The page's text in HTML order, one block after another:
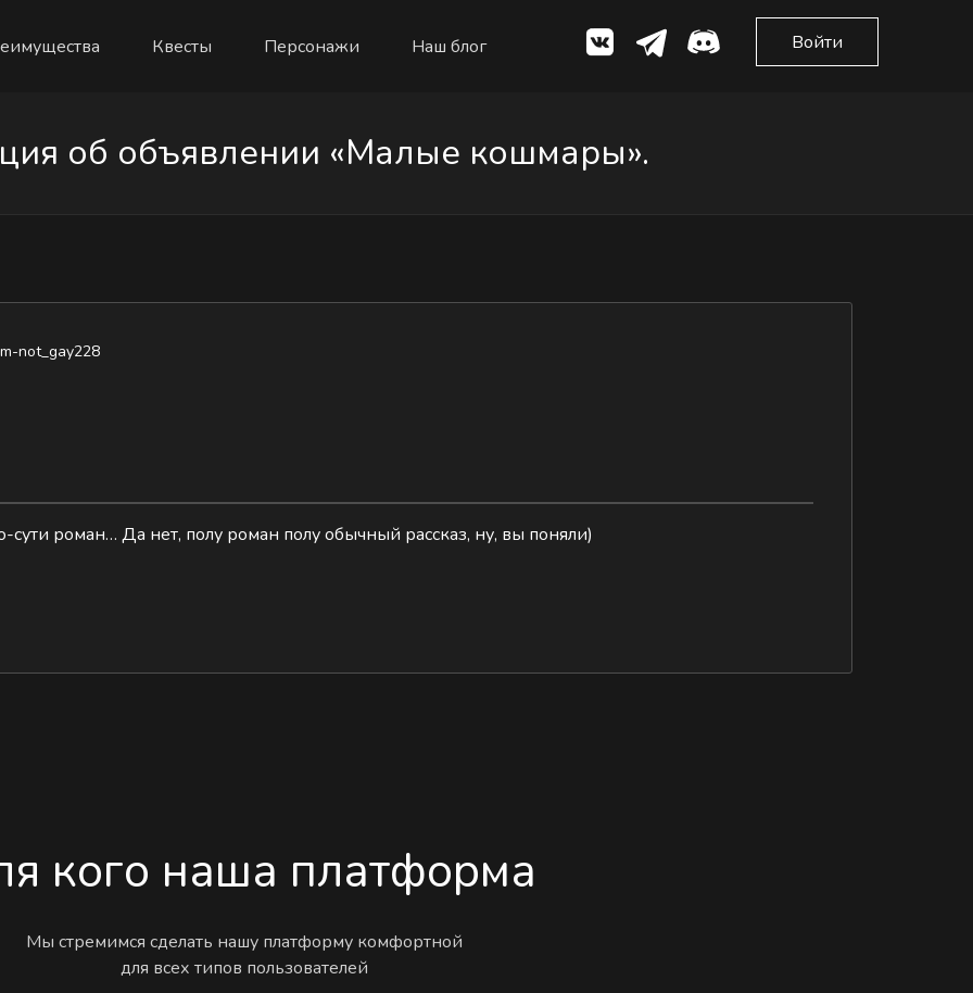
Квесты Персонажи Наш блог Войти
об объявлении «Малые кошмары».
not_gay228
сути роман… Да нет, полу роман полу обычный рассказ, ну, вы поняли)
кого наша платформа
Мы стремимся сделать нашу платформу комфортной
для всех типов пользователей